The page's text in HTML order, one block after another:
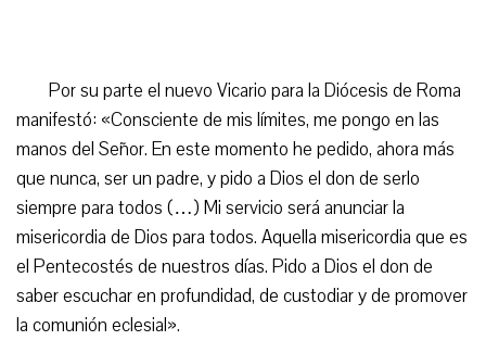
Por su parte el nuevo Vicario para la Diócesis de Roma
manifestó: «Consciente de mis límites, me pongo en las
manos del Señor. En este momento he pedido, ahora más
que nunca, ser un padre, y pido a Dios el don de serlo
siempre para todos (…) Mi servicio será anunciar la
misericordia de Dios para todos. Aquella misericordia que es
el Pentecostés de nuestros días. Pido a Dios el don de
saber escuchar en profundidad, de custodiar y de promover
la comunión eclesial».